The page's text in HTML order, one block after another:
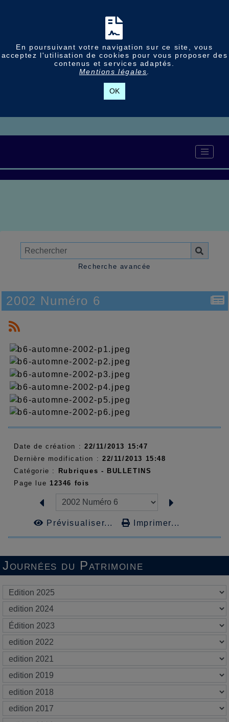
En poursuivant votre navigation sur ce site, vous
acceptez l'utilisation de cookies pour vous proposer des
contenus et services adaptés.
Mentions légales
OK
Journées du Patrimoine
Recherche avancée
2002 Numéro 6
Date de création : 22/11/2013 15:47
Dernière modification : 22/11/2013 15:48
Catégorie :
Rubriques - BULLETINS
Page lue 12346 fois
Prévisualiser... Imprimer...